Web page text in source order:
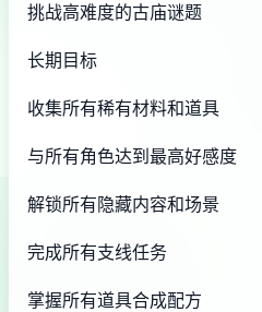
挑战高难度的古庙谜题
长期目标
收集所有稀有材料和道具
与所有角色达到最高好感度
解锁所有隐藏内容和场景
完成所有支线任务
掌握所有道具合成配方